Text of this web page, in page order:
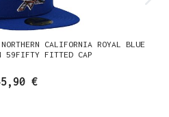
CALIFORNIA ROYAL BLUE
59FIFTY FITTED CAP
€